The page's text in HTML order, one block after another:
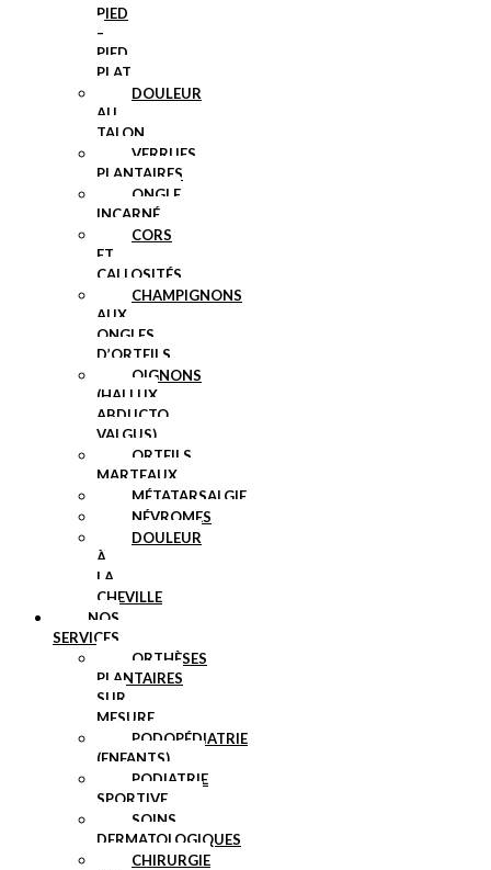
PIED
–
PIED
PLAT
DOULEUR
AU
TALON
VERRUES
PLANTAIRES
ONGLE
INCARNÉ
CORS
ET
CALLOSITÉS
CHAMPIGNONS
AUX
ONGLES
D’ORTEILS
OIGNONS
(HALLUX
ABDUCTO
VALGUS)
ORTEILS
MARTEAUX
MÉTATARSALGIE
NÉVROMES
DOULEUR
À
LA
CHEVILLE
NOS
SERVICES
ORTHÈSES
PLANTAIRES
SUR
MESURE
PODOPÉDIATRIE
(ENFANTS)
PODIATRIE
SPORTIVE
SOINS
DERMATOLOGIQUES
CHIRURGIE